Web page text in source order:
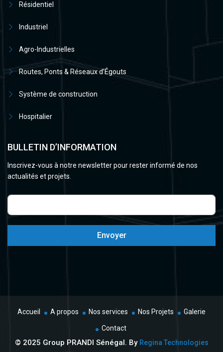
Résidentiel
Industriel
Agro-Industrielles
Routes, Ponts & Réseaux d’Égouts
Système de construction
Hospitalier
BULLETIN D’INFORMATION
Inscrivez-vous à notre newsletter pour rester informé de nos
actualités et projets.
Envoyer
© 2025 Group PRANDI Sénégal. By Regina Technologies
Accueil A propos Nos services Nos Projets Galerie
Contact